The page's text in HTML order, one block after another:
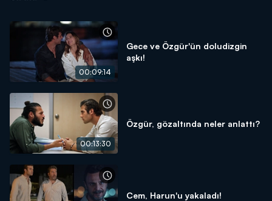
00:09:14
Gece ve Özgür'ün doludizgin
aşkı!
00:13:30
Özgür, gözaltında neler anlattı?
Cem, Harun'u yakaladı!